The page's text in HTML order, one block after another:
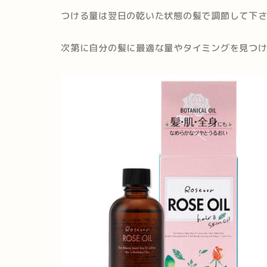
つける量は翌日の乾いた状態の髪で調節して下さ
次第に自分の髪に最適な量やタイミングを見つ